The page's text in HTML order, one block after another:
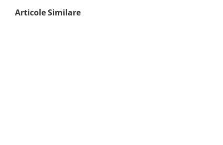
Articole Similare